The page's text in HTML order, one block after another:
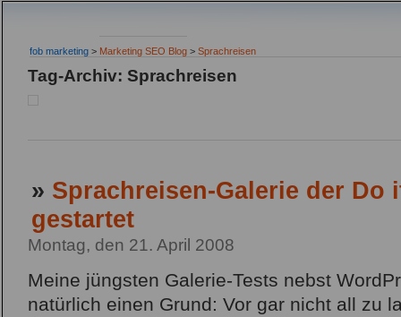
fob marketing > Marketing SEO Blog > Sprachreisen
Tag-Archiv: Sprachreisen
» Sprachreisen-Galerie der Do
gestartet
Montag, den 21. April 2008
Meine jüngsten Galerie-Tests nebst
natürlich einen Grund: Vor gar nicht all zu